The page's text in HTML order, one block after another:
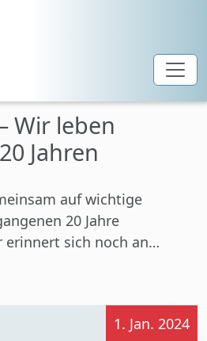
Wir leben
Jahren
auf wichtige
20 Jahre
erinnert sich noch an…
1. Jan. 2024